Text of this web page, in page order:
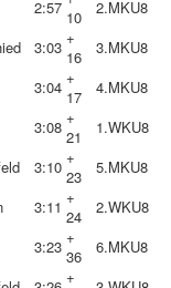
2:57 10
2.MKU8
3:03 +
16
3.MKU8
3:04 +
17
4.MKU8
3:08 +
21
1.WKU8
3:10 +
23
5.MKU8
3:11 +
24
2.WKU8
3:23 +
36
6.MKU8
+